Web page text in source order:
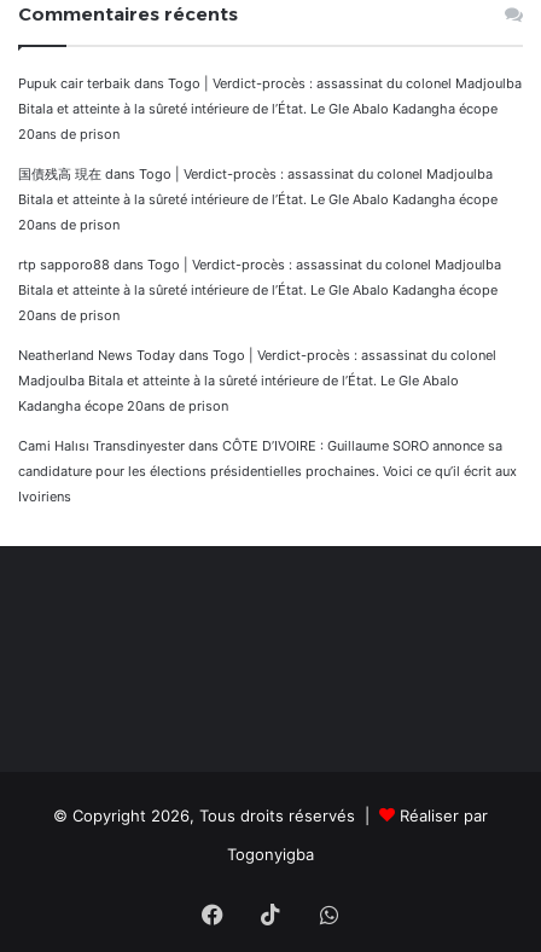
Commentaires récents
Pupuk cair terbaik dans Togo | Verdict-procès : assassinat du colonel Madjoulba
Bitala et atteinte à la sûreté intérieure de l’État. Le Gle Abalo Kadangha écope
20ans de prison
国債残高 現在 dans Togo | Verdict-procès : assassinat du colonel Madjoulba
Bitala et atteinte à la sûreté intérieure de l’État. Le Gle Abalo Kadangha écope
20ans de prison
rtp sapporo88 dans Togo | Verdict-procès : assassinat du colonel Madjoulba
Bitala et atteinte à la sûreté intérieure de l’État. Le Gle Abalo Kadangha écope
20ans de prison
Neatherland News Today dans Togo | Verdict-procès : assassinat du colonel
Madjoulba Bitala et atteinte à la sûreté intérieure de l’État. Le Gle Abalo
Kadangha écope 20ans de prison
Cami Halısı Transdinyester dans CÔTE D’IVOIRE : Guillaume SORO annonce sa
candidature pour les élections présidentielles prochaines. Voici ce qu’il écrit aux
Ivoiriens
© Copyright 2026, Tous droits réservés |
Réaliser par
Togonyigba
Facebook
TikTokWhatsApp